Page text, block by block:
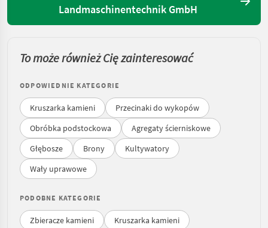
Landmaschinentechnik GmbH
To może również Cię zainteresować
ODPOWIEDNIE KATEGORIE
Kruszarka kamieni
Przecinaki do wykopów
Obróbka podstockowa
Agregaty ścierniskowe
Głębosze
Brony
Kultywatory
Wały uprawowe
PODOBNE KATEGORIE
Zbieracze kamieni
Kruszarka kamieni